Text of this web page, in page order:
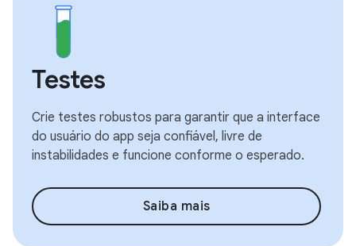
Testes
Crie testes robustos para garantir que a interface
do usuário do app seja confiável, livre de
instabilidades e funcione conforme o esperado.
Saiba mais